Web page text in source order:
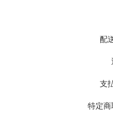
配
支
特定商